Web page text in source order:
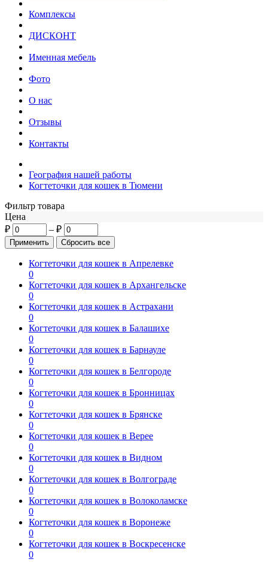
Комплексы
ДИСКОНТ
Именная мебель
Фото
О нас
Отзывы
Контакты
География нашей работы
Когтеточки для кошек в Тюмени
Фильтр товара
Цена
₽
– ₽
Когтеточки для кошек в Апрелевке
0
Когтеточки для кошек в Архангельске
0
Когтеточки для кошек в Астрахани
0
Когтеточки для кошек в Балашихе
0
Когтеточки для кошек в Барнауле
0
Когтеточки для кошек в Белгороде
0
Когтеточки для кошек в Бронницах
0
Когтеточки для кошек в Брянске
0
Когтеточки для кошек в Верее
0
Когтеточки для кошек в Видном
0
Когтеточки для кошек в Волгограде
0
Когтеточки для кошек в Волоколамске
0
Когтеточки для кошек в Воронеже
0
Когтеточки для кошек в Воскресенске
0